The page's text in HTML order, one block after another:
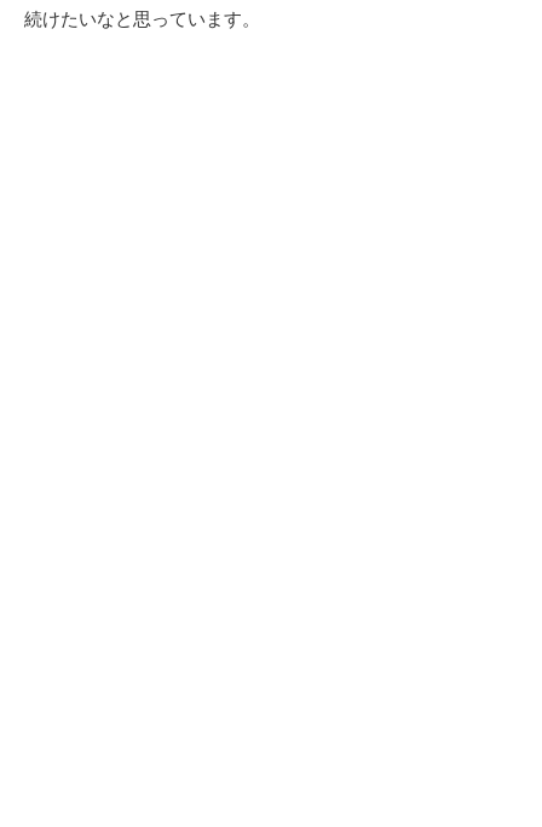
続けたいなと思っています。